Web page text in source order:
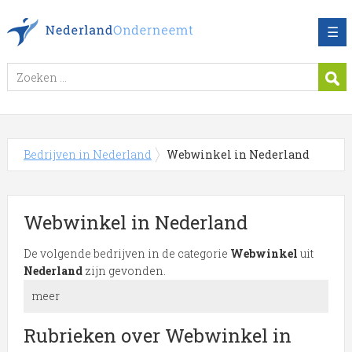
☰
Bedrijven in Nederland Webwinkel in Nederland
Webwinkel in Nederland
De volgende bedrijven in de categorie Webwinkel uit
Nederlandzijn gevonden.
meer
Meer over Webwinkel in
Rubrieken over Webwinkel in